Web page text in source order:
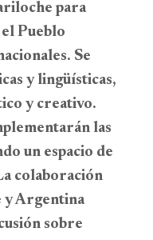
para
Pueblo
Se
y lingüísticas,
y creativo.
las
un espacio de
colaboración
y Argentina
sobre